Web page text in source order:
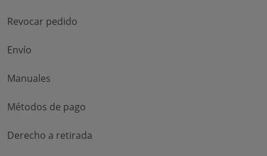
Revocar pedido
Envío
Manuales
Métodos de pago
Derecho a retirada